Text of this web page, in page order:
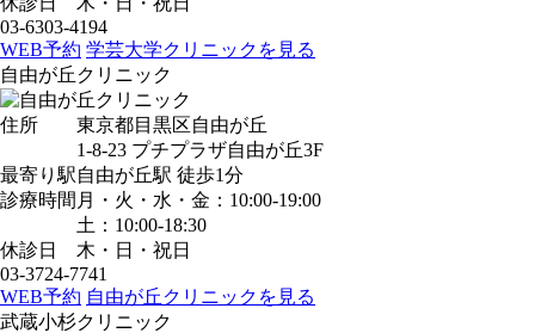
03-6303-4194
WEB予約 学芸大学クリニックを見る
自由が丘クリニック
住所
東京都目黒区自由が丘
1-8-23 プチプラザ自由が丘3F
最寄り駅自由が丘駅 徒歩1分
診療時間 月・火・水・金：10:00-19:00
土：10:00-18:30
休診日
木・日・祝日
03-3724-7741
WEB予約 自由が丘クリニックを見る
武蔵小杉クリニック